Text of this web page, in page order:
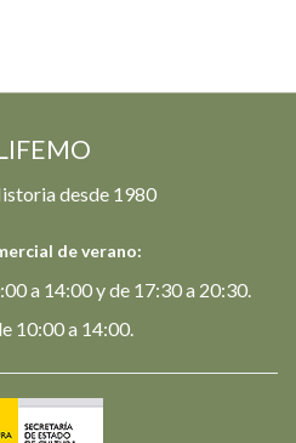
desde 1980
de verano:
a 14:00 y de 17:30 a 20:30.
10:00 a 14:00.